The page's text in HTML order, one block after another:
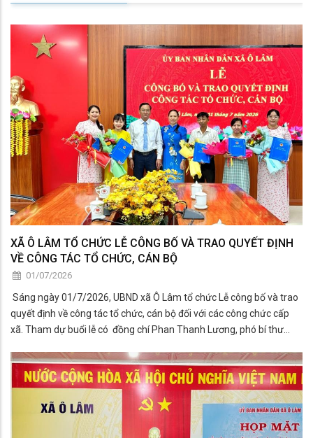
XÃ Ô LÂM TỔ CHỨC LỄ CÔNG BỐ VÀ TRAO QUYẾT ĐỊNH
VỀ CÔNG TÁC TỔ CHỨC, CÁN BỘ
01/07/2026
Sáng ngày 01/7/2026, UBND xã Ô Lâm tổ chức Lễ công bố và trao
quyết định về công tác tổ chức, cán bộ đối với các công chức cấp
xã. Tham dự buổi lễ có đồng chí Phan Thanh Lương, phó bí thư